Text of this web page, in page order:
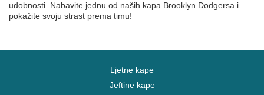
udobnosti. Nabavite jednu od naših kapa Brooklyn Dodgersa i
pokažite svoju strast prema timu!
Ljetne kape
Jeftine kape